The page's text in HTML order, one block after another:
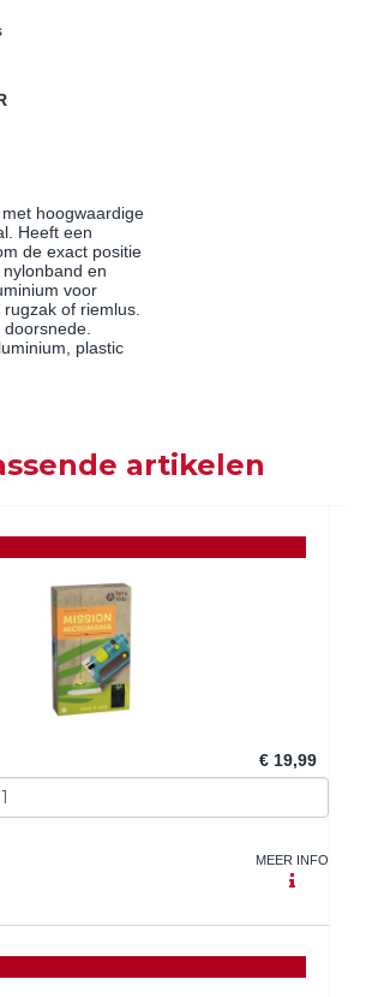
hoogwaardige
Heeft een
de exact positie
en
voor
of riemlus.
doorsnede.
plastic
artikelen
€ 19,99
MEER INFO